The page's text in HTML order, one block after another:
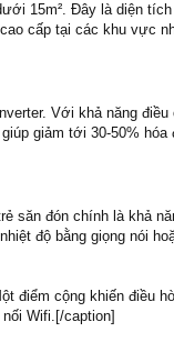
15m². Đây là diện
cấp tại các khu vực
Với khả năng điều
giảm tới 30-50% hóa
săn đón chính là khả
độ bằng giọng nói
điểm cộng khiến điều
Wifi.[/caption]